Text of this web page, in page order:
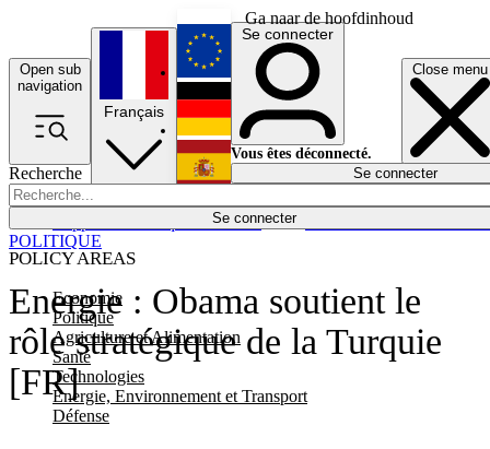
Ga naar de hoofdinhoud
Open sub
navigation
Close menu
Recherche
Se connecter
POLICY AREAS
Economie
Politique
Agriculture et Alimentation
Santé
Technologies
Energie, Environnement et Transport
Défense
Économie
Français
English
Deutsch
Español
Se connecter
Vous êtes déconnecté.
Se connecter
Energie : Obama soutient le
rôle stratégique de la Turquie
[FR]
POLITIQUE